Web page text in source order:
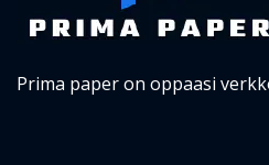
Prima paper on oppaasi